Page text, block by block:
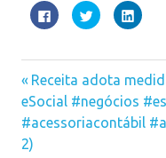
Clique
para
compartilhar
em
nova
janela)
Clique
para
compartilhar
em
nova
janela)
Clique
para
em
nova
certificado
digital
Navegação
de
Post
Previous
Post:
Receita adota
eSocial #negócios
#acessoriacontábil
2)